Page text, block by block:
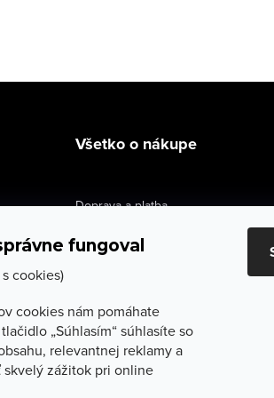
fungoval
cookies)
cookies nám pomáhate
„Súhlasím“ súhlasíte so
relevantnej reklamy a
zážitok pri online
Všetko o nákupe
Doprava a platba
Výmena a vrátenie
Reklamačné podmienky
Ochrana osobných údajov
Odstúpenie od zmluvy